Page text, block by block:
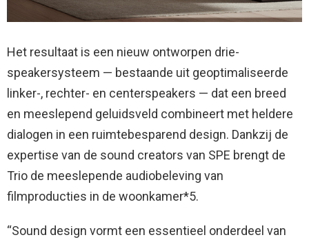
Het resultaat is een nieuw ontworpen drie-
speakersysteem — bestaande uit geoptimaliseerde
linker-, rechter- en centerspeakers — dat een breed
en meeslepend geluidsveld combineert met heldere
dialogen in een ruimtebesparend design. Dankzij de
expertise van de sound creators van SPE brengt de
Trio de meeslepende audiobeleving van
filmproducties in de woonkamer*5.
“Sound design vormt een essentieel onderdeel van